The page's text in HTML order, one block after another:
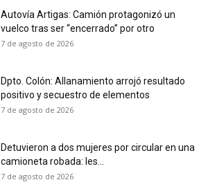
Autovía Artigas: Camión protagonizó un
vuelco tras ser “encerrado” por otro
7 de agosto de 2026
Dpto. Colón: Allanamiento arrojó resultado
positivo y secuestro de elementos
7 de agosto de 2026
Detuvieron a dos mujeres por circular en una
camioneta robada: les...
7 de agosto de 2026